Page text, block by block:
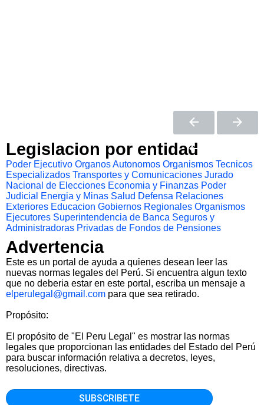
Legislacion por entidad
Poder Ejecutivo Organos Autonomos Organismos Tecnicos
Especializados Transportes y Comunicaciones Jurado
Nacional de Elecciones Economia y Finanzas Poder
Judicial
Energia y Minas Salud Defensa Relaciones
Exteriores Educacion Gobiernos Regionales Organismos
Ejecutores Superintendencia de Banca Seguros y
Administradoras Privadas de Fondos de Pensiones
Advertencia
Este es un portal de ayuda a quienes desean leer las
nuevas normas legales del Perú. Si encuentra algun texto
que no deberia estar en este portal, escriba un mensaje a
elperulegal@gmail.com para que sea retirado.
Propósito:
El propósito de "El Peru Legal" es mostrar las normas
legales que proporcionan las entidades del Estado del Perú
para buscar información relativa a decretos, leyes,
resoluciones, directivas.